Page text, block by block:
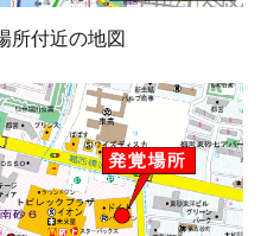
所付近の地図